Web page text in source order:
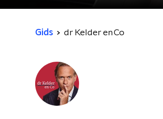
Gids dr Kelder en Co